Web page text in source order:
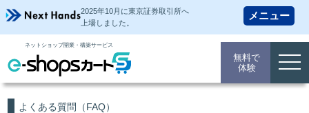
2025年10月に東京証券取引所へ
上場しました。
ネットショップ開業・構築サービス
無料で
体験
よくある質問（FAQ）